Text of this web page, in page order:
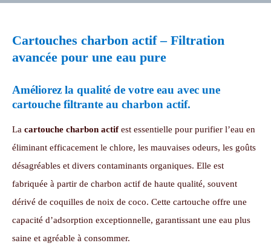
Cartouches charbon actif – Filtration
avancée pour une eau pure
Améliorez la qualité de votre eau avec une
cartouche filtrante au charbon actif.
La cartouche charbon actifest essentielle pour purifier l’eau en
éliminant efficacement le chlore, les mauvaises odeurs, les goûts
désagréables et divers contaminants organiques. Elle est
fabriquée à partir de charbon actif de haute qualité, souvent
dérivé de coquilles de noix de coco. Cette cartouche offre une
capacité d’adsorption exceptionnelle, garantissant une eau plus
saine et agréable à consommer.